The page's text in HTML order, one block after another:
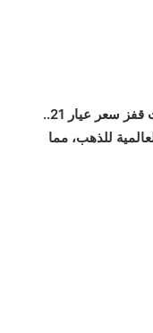
المصرية، حيث قفز سعر عيار 21..
للذهب، مما